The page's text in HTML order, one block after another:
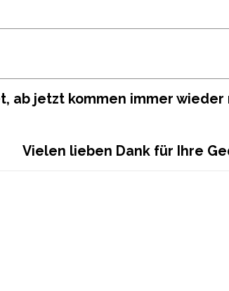
ab jetzt kommen immer wieder
Vielen lieben Dank für Ihre